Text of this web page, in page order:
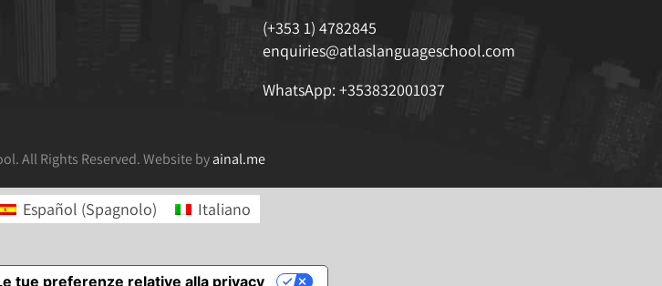
(+353 1) 4782845
enquiries@atlaslanguageschool.com
WhatsApp: +353832001037
All Rights Reserved. Website byainal.me
Español (Spagnolo) Italiano
tue preferenze relative alla privacy